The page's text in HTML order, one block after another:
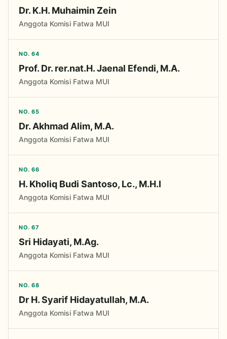
Dr. K.H. Muhaimin Zein
Anggota Komisi Fatwa MUI
NO. 64
Prof. Dr. rer.nat.H. Jaenal Efendi, M.A.
Anggota Komisi Fatwa MUI
NO. 65
Dr. Akhmad Alim, M.A.
Anggota Komisi Fatwa MUI
NO. 66
H. Kholiq Budi Santoso, Lc., M.H.I
Anggota Komisi Fatwa MUI
NO. 67
Sri Hidayati, M.Ag.
Anggota Komisi Fatwa MUI
NO. 68
Dr H. Syarif Hidayatullah, M.A.
Anggota Komisi Fatwa MUI